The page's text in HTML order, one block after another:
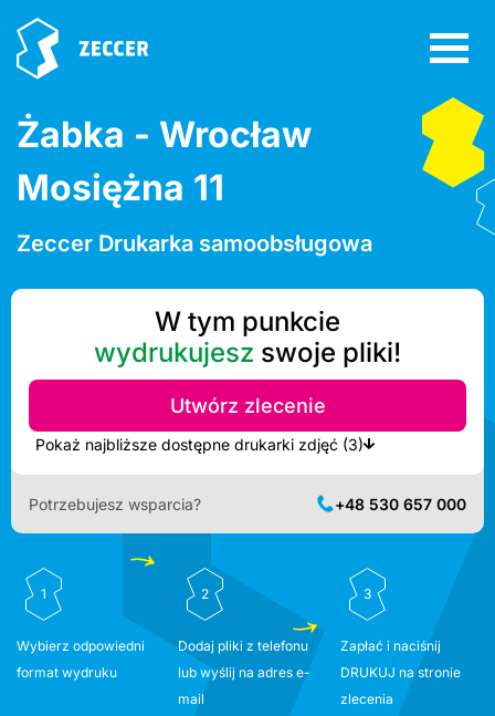
Żabka - Wrocław
Mosiężna 11
Zeccer Drukarka samoobsługowa
W tym punkcie
wydrukujesz swoje pliki!
Utwórz zlecenie
Pokaż najbliższe dostępne drukarki zdjęć (3)
Potrzebujesz wsparcia? +48 530 657 000
1
Wybierz odpowiedni
format wydruku
2
Dodaj pliki z telefonu
lub wyślij na adres e-
mail
3
Zapłać i naciśnij
DRUKUJ na stronie
zlecenia